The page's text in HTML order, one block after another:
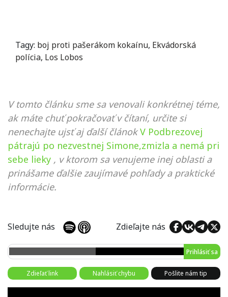
Tagy: boj proti pašerákom kokaínu, Ekvádorská
polícia, Los Lobos
V tomto článku sme sa venovali konkrétnej téme,
ak máte chuť pokračovať v čítaní, určite si
nenechajte ujsť aj ďalší článok V Podbrezovej
pátrajú po nezvestnej Simone,zmizla a nemá pri
sebe lieky , v ktorom sa venujeme inej oblasti a
prinášame ďalšie zaujímavé pohľady a praktické
informácie.
Sledujte nás Zdieľajte nás
Prihlásiť sa
Zdieľať link Nahlásiť chybu Pošlite nám tip